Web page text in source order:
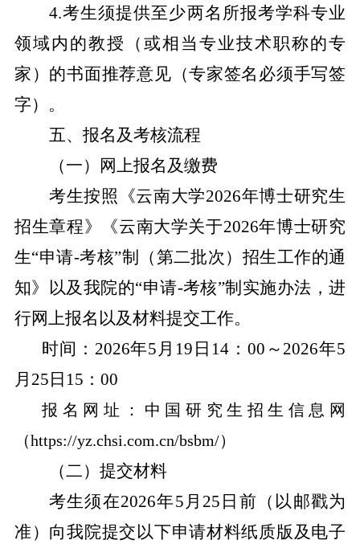
4.考生须提供至少两名所报考学科专业
领域内的教授（或相当专业技术职称的专
家）的书面推荐意见（专家签名必须手写签
字）。
五、报名及考核流程
（一）网上报名及缴费
考生按照《云南大学2026年博士研究生
招生章程》《云南大学关于2026年博士研究
生“申请-考核”制（第二批次）招生工作的通
知》以及我院的“申请-考核”制实施办法，进
行网上报名以及材料提交工作。
时间 ： 2026年5 月 19 日 14： 00 ～ 2026年5
月 25 日 15 ： 00
报名网址：中国研究生招生信息网
（https://yz.chsi.com.cn/bsbm/）
（二）提交材料
考生须在2026年5 月 25 日前 （以邮戳为
准）向我院提交以下申请材料纸质版及电子